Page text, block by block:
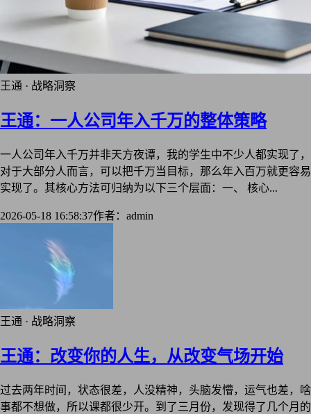
王通 · 战略洞察
王通：一人公司年入千万的整体策略
一人公司年入千万并非天方夜谭，我的学生中不少人都实现了，
对于大部分人而言，可以把千万当目标，那么年入百万就更容易
实现了。其核心方法可归纳为以下三个层面：一、 核心...
2026-05-18 16:58:37作者：admin
王通 · 战略洞察
王通：改变你的人生，从改变气场开始
过去两年时间，状态很差，人没精神，头脑发懵，运气也差，啥
事都不想做，所以课都很少开。到了三月份，发现得了几个月的